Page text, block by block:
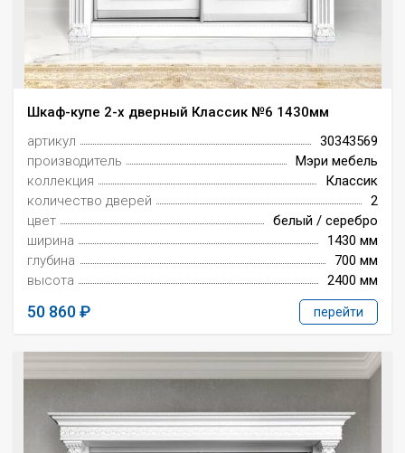
Шкаф-купе 2-х дверный Классик №6 1430мм
артикул
30343569
производитель
Мэри мебель
коллекция
Классик
количество дверей
2
цвет
белый / серебро
ширина
1430 мм
глубина
700 мм
высота
2400 мм
50 860 перейти